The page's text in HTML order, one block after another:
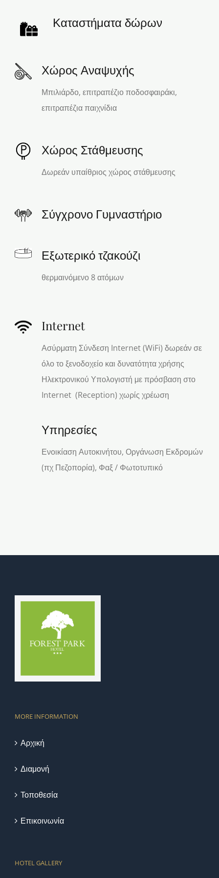
Καταστήματα δώρων
Χώρος Αναψυχής
Μπιλιάρδο, επιτραπέζιο ποδοσφαιράκι,
επιτραπέζια παιχνίδια
Χώρος Στάθμευσης
Δωρεάν υπαίθριος χώρος στάθμευσης
Σύγχρονο Γυμναστήριο
Εξωτερικό τζακούζι
θερμαινόμενο 8 ατόμων
Internet
Ασύρματη Σύνδεση Internet (WiFi) δωρεάν σε
όλο το ξενοδοχείο και δυνατότητα χρήσης
Ηλεκτρονικού Υπολογιστή με πρόσβαση στο
Internet (Reception) χωρίς χρέωση
Υπηρεσίες
Ενοικίαση Αυτοκινήτου, Οργάνωση Εκδρομών
(πχ Πεζοπορία), Φαξ / Φωτοτυπικό
MORE INFORMATION
Αρχική
Διαμονή
Τοποθεσία
Επικοινωνία
HOTEL GALLERY